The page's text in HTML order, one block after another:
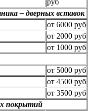
руб
– дверных вставок
от 6000 руб
от 2000 руб
от 1000 руб
от 5000 руб
от 4500 руб
от 3500 руб
покрытий